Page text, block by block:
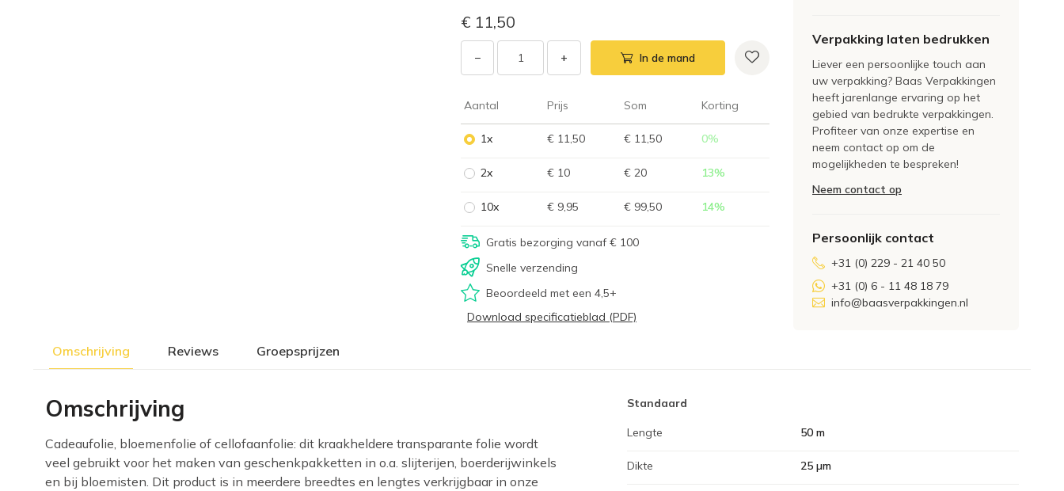
€ 11,50
− + In de mand
Aantal Prijs Som Korting
1x € 11,50 € 11,50 0%
2x € 10 € 20 13%
10x € 9,95 € 99,50 14%
Gratis bezorging vanaf € 100
Snelle verzending
Beoordeeld met een 4,5+
Download specificatieblad (PDF)
Verpakking laten bedrukken
Liever een persoonlijke touch aan
uw verpakking? Baas Verpakkingen
heeft jarenlange ervaring op het
gebied van bedrukte verpakkingen.
Profiteer van onze expertise en
neem contact op om de
mogelijkheden te bespreken!
Neem contact op
Persoonlijk contact
+31 (0) 229 - 21 40 50
+31 (0) 6 - 11 48 18 79
info@baasverpakkingen.nl
Omschrijving Reviews Groepsprijzen
Omschrijving
Cadeaufolie, bloemenfolie of cellofaanfolie: dit kraakheldere transparante folie wordt
veel gebruikt voor het maken van geschenkpakketten in o.a. slijterijen, boerderijwinkels
en bij bloemisten. Dit product is in meerdere breedtes en lengtes verkrijgbaar in onze
Standaard
Lengte 50 m
Dikte 25 µm